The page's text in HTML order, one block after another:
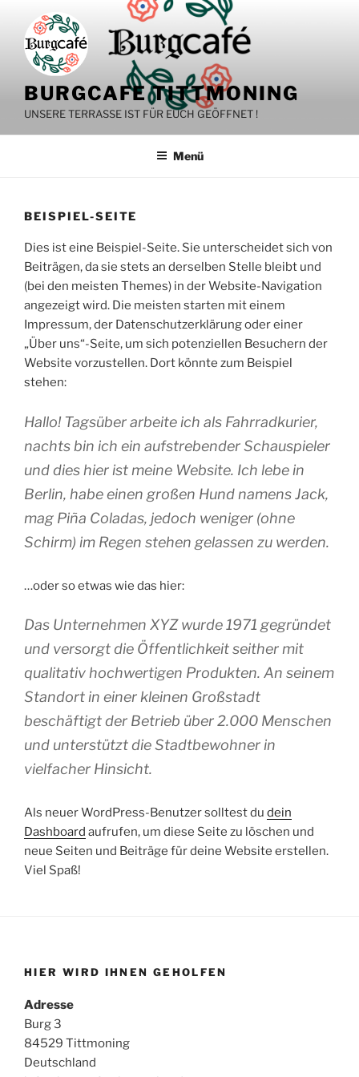
springen
BURGCAFE TITTMONING
UNSERE TERRASSE IST FÜR EUCH GEÖFFNET !
Menü
BEISPIEL-SEITE
Dies ist eine Beispiel-Seite. Sie unterscheidet sich von
Beiträgen, da sie stets an derselben Stelle bleibt und
(bei den meisten Themes) in der Website-Navigation
angezeigt wird. Die meisten starten mit einem
Impressum, der Datenschutzerklärung oder einer
„Über uns“-Seite, um sich potenziellen Besuchern der
Website vorzustellen. Dort könnte zum Beispiel
stehen:
Hallo! Tagsüber arbeite ich als Fahrradkurier,
nachts bin ich ein aufstrebender Schauspieler
und dies hier ist meine Website. Ich lebe in
Berlin, habe einen großen Hund namens Jack,
mag Piña Coladas, jedoch weniger (ohne
Schirm) im Regen stehen gelassen zu werden.
…oder so etwas wie das hier:
Das Unternehmen XYZ wurde 1971 gegründet
und versorgt die Öffentlichkeit seither mit
qualitativ hochwertigen Produkten. An seinem
Standort in einer kleinen Großstadt
beschäftigt der Betrieb über 2.000 Menschen
und unterstützt die Stadtbewohner in
vielfacher Hinsicht.
Als neuer WordPress-Benutzer solltest du dein
Dashboard aufrufen, um diese Seite zu löschen und
neue Seiten und Beiträge für deine Website erstellen.
Viel Spaß!
HIER WIRD IHNEN GEHOLFEN
Adresse
Burg 3
84529 Tittmoning
Deutschland